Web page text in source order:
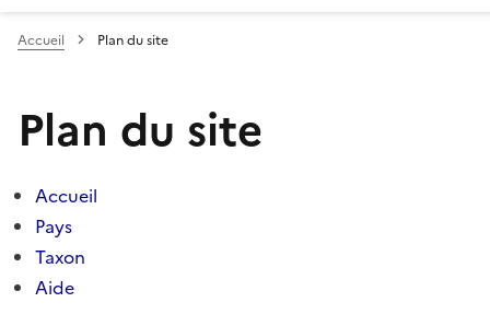
Accueil Plan du site
Plan du site
Accueil
Pays
Taxon
Aide